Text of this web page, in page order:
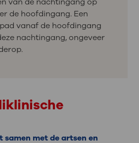
van de nachtingang op
de hoofdingang. Een
vanaf de hoofdingang
nachtingang, ongeveer
samen met de artsen en